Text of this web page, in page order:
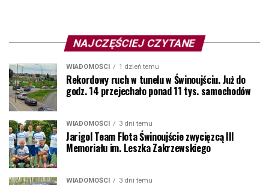
NAJCZĘŚCIEJ CZYTANE
WIADOMOŚCI 1 dzień temu
Rekordowy ruch w tunelu w Świnoujściu. Już do
godz. 14 przejechało ponad 11 tys. samochodów
WIADOMOŚCI 3 dni temu
Jarigol Team Flota Świnoujście zwycięzcą III
Memoriału im. Leszka Zakrzewskiego
WIADOMOŚCI 3 dni temu